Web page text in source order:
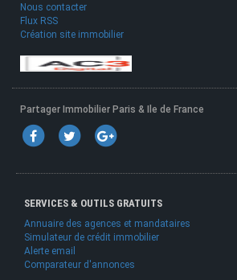
Nous contacter
Flux RSS
Création site immobilier
Partager Immobilier Paris & Ile de France
SERVICES & OUTILS GRATUITS
Annuaire des agences et mandataires
Simulateur de crédit immobilier
Alerte email
Comparateur d'annonces